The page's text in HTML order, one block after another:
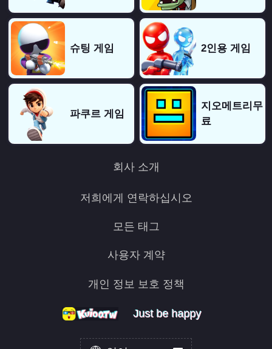
슈팅 게임 2인용 게임
파쿠르 게임
지오메트리무
료
회사 소개
저희에게 연락하십시오
모든 태그
사용자 계약
개인 정보 보호 정책
Just be happy
Just be happy
Just be happy